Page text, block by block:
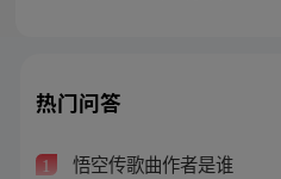
热门问答
1 悟空传歌曲作者是谁